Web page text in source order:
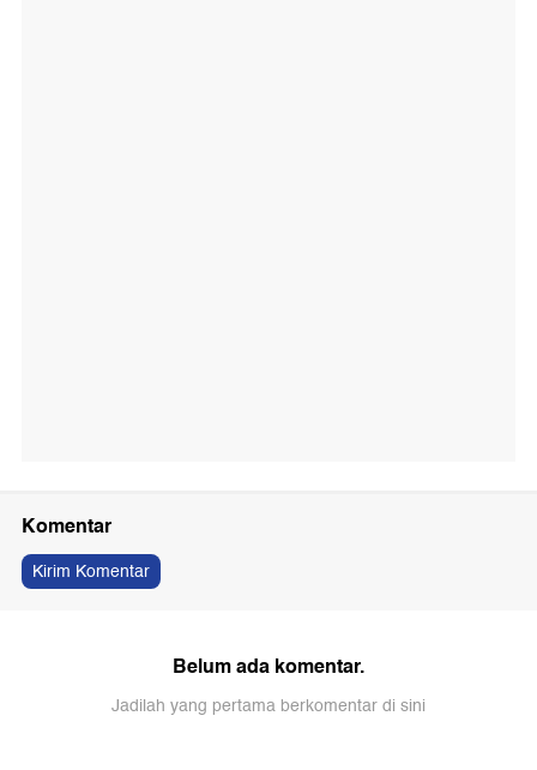
Komentar
Kirim Komentar
Belum ada komentar.
Jadilah yang pertama berkomentar di sini